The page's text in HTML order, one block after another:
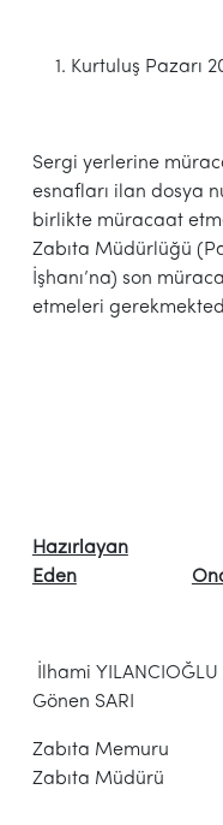
Kurtuluş Pazarı
Sergi yerlerine
esnafları ilan dosya
birlikte müracaat
Zabıta Müdürlüğü
İşhanı’na) son
etmeleri
Hazırlayan
Eden
İlhami
Gönen SARI
Zabıta
Zabıta Müdürü